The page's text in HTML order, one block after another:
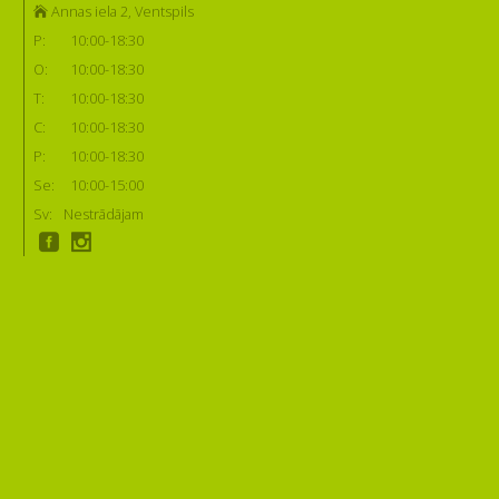
Annas iela 2, Ventspils
P:
10:00-18:30
O:
10:00-18:30
T:
10:00-18:30
C:
10:00-18:30
P:
10:00-18:30
Se:
10:00-15:00
Sv:
Nestrādājam